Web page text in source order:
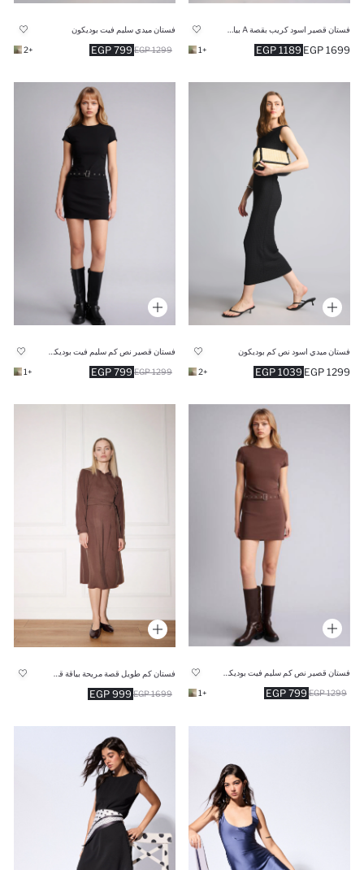
1189 EGP 1699 EGP
+1
فستان ميدي سليم فيت بوديكون
799 EGP 1299 EGP
+2
فستان ميدي اسود نص كم بوديكون
1039 EGP 1299 EGP
+2
799 EGP 1299 EGP
+1
فستان قصير نص كم سليم فيت بوديكون بياقة مستديرة
799 EGP 1299 EGP
+1
999 EGP 1699 EGP